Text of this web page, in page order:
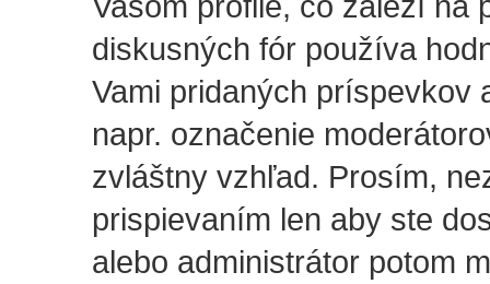
diskusných fór používa
Vami pridaných príspevkov
napr. označenie
zvláštny vzhľad. Prosím,
prispievaním len aby ste
alebo administrátor potom